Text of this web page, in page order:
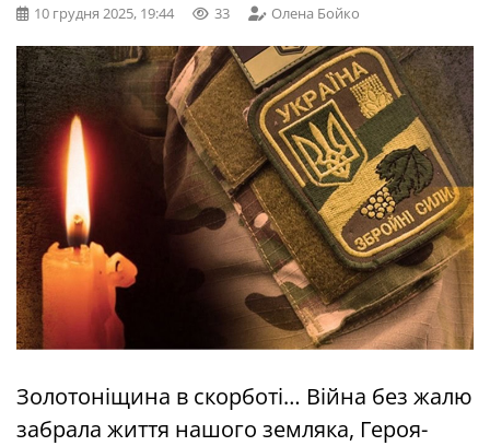
10 грудня 2025, 19:44 33 Олена Бойко
Золотоніщина в скорботі… Війна без жалю
забрала життя нашого земляка, Героя-